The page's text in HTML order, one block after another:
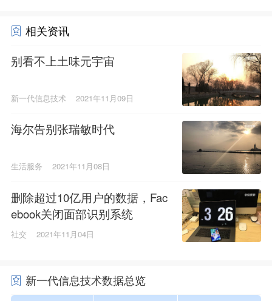
相关资讯
别看不上土味元宇宙
新一代信息技术 2021年11月09日
海尔告别张瑞敏时代
生活服务 2021年11月08日
删除超过10亿用户的数据，Fac
ebook关闭面部识别系统
社交 2021年11月04日
新一代信息技术数据总览